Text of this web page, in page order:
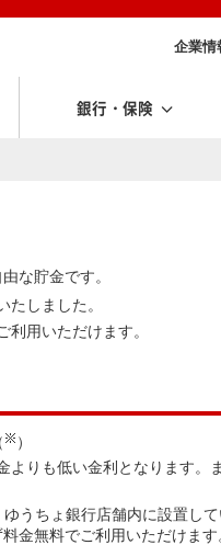
企業情
銀行・保険
な貯金です。
たしました。
用いただけます。
）
りも低い金利となります。
うちょ銀行店舗内に設置し
金無料でご利用いただけます